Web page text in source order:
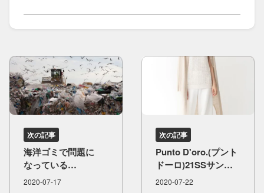
次の記事
海洋ゴミで​問題に​
なっている​
プラスチックって​
2020-07-17
次の記事
Punto D'oro.(プント
ドーロ)21SSサンプ
ル​上がり確認中
2020-07-22